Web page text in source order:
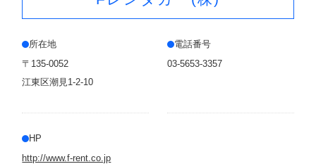
所在地
〒135-0052
江東区潮見1-2-10
電話番号
03-5653-3357
HP
http://www.f-rent.co.jp